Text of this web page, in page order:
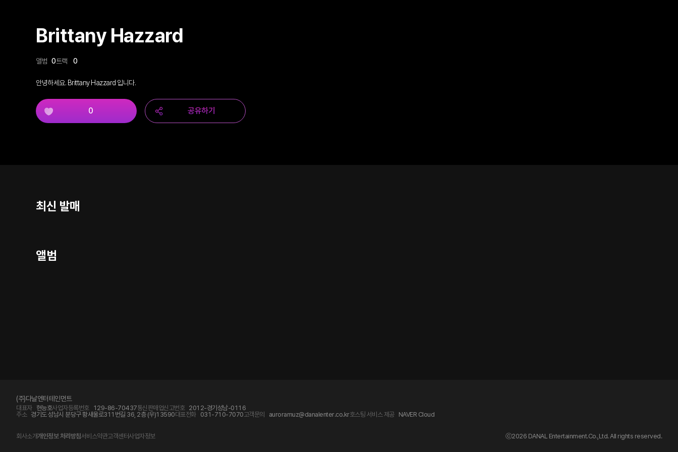
Brittany Hazzard
앨범 0트랙 0
안녕하세요. Brittany Hazzard 입니다.
0 공유하기
최신 발매
앨범
(주)다날엔터테인먼트
대표자 현능호사업자등록번호 129-86-70437통신판매업신고번호 2012-경기성남-0116
주소 경기도 성남시 분당구 황새울로311번길 36, 2층 (우)13590대표전화 031-710-7070고객문의 auroramuz@danalenter.co.kr호스팅 서비스 제공 NAVER Cloud
회사소개개인정보 처리방침서비스약관고객센터사업자정보 ⓒ2026 DANAL Entertainment.Co.,Ltd. All rights reserved.